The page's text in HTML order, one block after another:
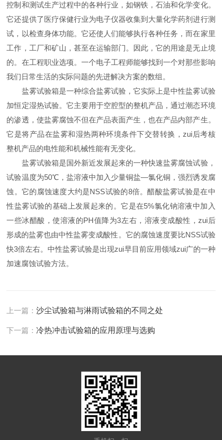
控制和测试生产过程中的各种行业，如钢铁，石油和化学变化。
它还提供了医疗保健行业为电子仪器收集到大量化学药剂进行测
试，以检查身体功能。它还使人们能够执行各种任务，而在家里
工作，工厂和矿山，甚至在运输部门。因此，它的用途是无止境
的。在工程职业选项。一个电子工程师能够找到一个对那些影响
我们日常生活的实际问题的先进解决方案的数组。
盐雾试验箱是一种综合盐雾试验，它实际上是中性盐雾试验
加恒定湿热试验。它主要用于空腔型的整机产品，通过潮态环境
的渗透，使盐雾腐蚀不但在产品表面产生，也在产品内部产生。
它是将产品在盐雾和湿热两种环境条件下交替转换，zui后考核
整机产品的电性能和机械性能有无变化。
盐雾试验箱是国外新近发展起来的一种快速盐雾腐蚀试验，
试验温度为50℃，盐溶液中加入少量铜盐—氯化铜，强烈诱发腐
蚀。它的腐蚀速度大约是NSS试验的8倍。醋酸盐雾试验是在中
性盐雾试验的基础上发展起来的。它是在5%氯化钠溶液中加入
一些冰醋酸，使溶液的PH值降为3左右，溶液变成酸性，zui后
形成的盐雾也由中性盐雾变成酸性。它的腐蚀速度要比NSS试验
快3倍左右。中性盐雾试验是出现zui早目前应用领域zui广的一种
加速腐蚀试验方法。
上一篇：沙尘试验箱与淋雨试验箱的不同之处
下一篇：冷热冲击试验箱的应用原理与选购